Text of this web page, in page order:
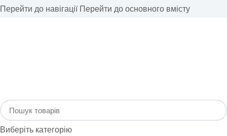
Перейти до навігації Перейти до основного вмісту
Виберіть категорію